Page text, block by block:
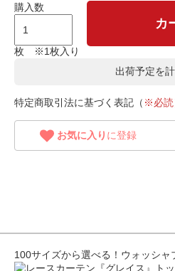
購入数
枚 ※1枚入り
カ
出荷予定を計
特定商取引法に基づく表記（ ※必読
お気に入り に登録
100サイズから選べる！ウォッシャ